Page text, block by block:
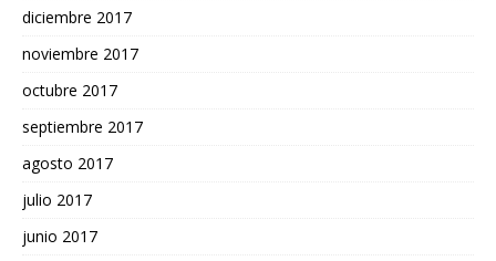
diciembre 2017
noviembre 2017
octubre 2017
septiembre 2017
agosto 2017
julio 2017
junio 2017